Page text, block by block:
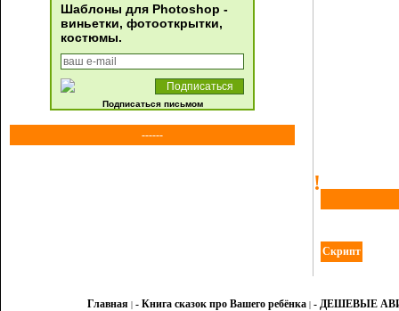
Шаблоны для Photoshop -
виньетки, фотооткрытки,
костюмы.
Подписаться письмом
------
!
Скрипт
Главная | - Книга сказок про Вашего ребёнка | - ДЕШЕВЫЕ